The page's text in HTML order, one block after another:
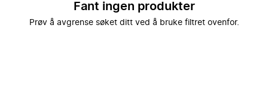
Fant ingen produkter
Prøv å avgrense søket ditt ved å bruke filtret ovenfor.